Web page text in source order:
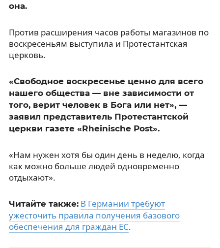
она.
Против расширения часов работы магазинов по
воскресеньям выступила и Протестантская
церковь.
«Свободное воскресенье ценно для всего
нашего общества — вне зависимости от
того, верит человек в Бога или нет», —
заявил представитель Протестантской
церкви газете «Rheinische Post».
«Нам нужен хотя бы один день в неделю, когда
как можно больше людей одновременно
отдыхают».
Читайте также: В Германии требуют
ужесточить правила получения базового
обеспечения для граждан ЕС.